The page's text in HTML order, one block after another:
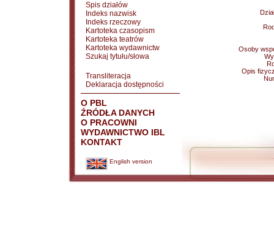
Spis działów
Indeks nazwisk
Indeks rzeczowy
Kartoteka czasopism
Kartoteka teatrów
Kartoteka wydawnictw
Szukaj tytułu/słowa
Transliteracja
Deklaracja dostępności
O PBL
ŹRÓDŁA DANYCH
O PRACOWNI
WYDAWNICTWO IBL
KONTAKT
English version
Osoby
Opis